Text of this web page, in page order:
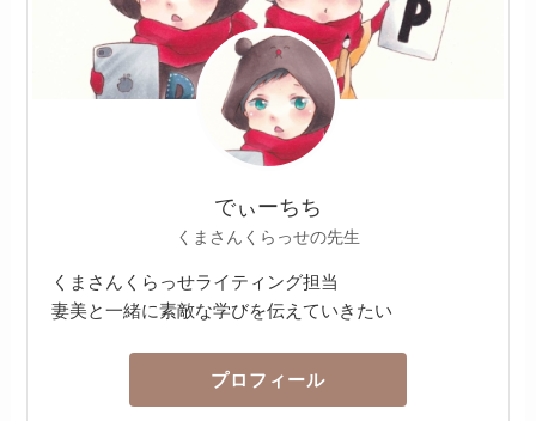
でぃーちち
くまさんくらっせの先生
くまさんくらっせライティング担当
妻美と一緒に素敵な学びを伝えていきたい
プロフィール